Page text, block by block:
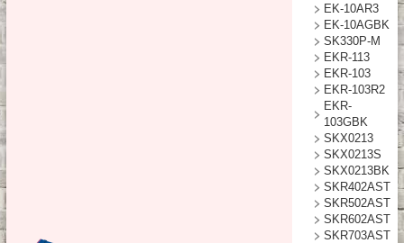
EK-10AR3
EK-10AGBK
SK330P-M
EKR-113
EKR-103
EKR-103R2
EKR-
103GBK
SKX0213
SKX0213S
SKX0213BK
SKR402AST
SKR502AST
SKR602AST
SKR703AST